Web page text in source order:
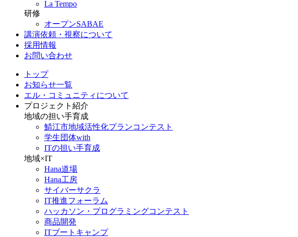
La Tempo
研修
オープンSABAE
講演依頼・視察について
採用情報
お問い合わせ
トップ
お知らせ一覧
エル・コミュニティについて
プロジェクト紹介
地域の担い手育成
鯖江市地域活性化プランコンテスト
学生団体with
ITの担い手育成
地域×IT
Hana道場
Hana工房
サイバーサクラ
IT推進フォーラム
ハッカソン・プログラミングコンテスト
商品開発
ITブートキャンプ